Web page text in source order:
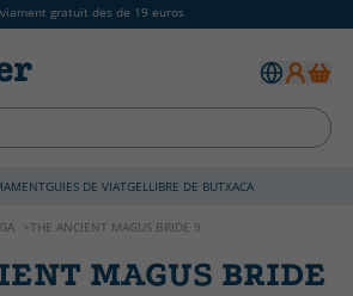
gratuït des de 19 euros
GUIES DE VIATGELLIBRE DE BUTXACA
THE ANCIENT MAGUS BRIDE 9
MAGUS BRIDE